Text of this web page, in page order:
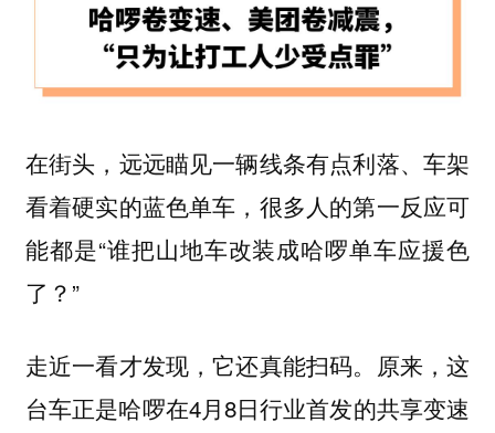
在街头，远远瞄见一辆线条有点利落、车架
看着硬实的蓝色单车，很多人的第一反应可
能都是“谁把山地车改装成哈啰单车应援色
了？”
走近一看才发现，它还真能扫码。原来，这
台车正是哈啰在4月8日行业首发的共享变速